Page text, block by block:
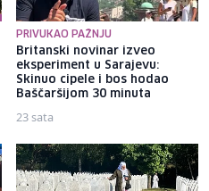
PRIVUKAO PAŽNJU
Britanski novinar izveo
eksperiment u Sarajevu:
Skinuo cipele i bos hodao
Baščaršijom 30 minuta
23 sata